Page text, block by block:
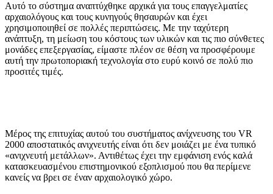
Αυτό το σύστημα αναπτύχθηκε αρχικά για τους επαγγελματίες
αρχαιολόγους και τους κυνηγούς θησαυρών και έχει
χρησιμοποιηθεί σε πολλές περιπτώσεις. Με την ταχύτερη
ανάπτυξη, τη μείωση του κόστους των υλικών και τις πιο σύνθετες
μονάδες επεξεργασίας, είμαστε πλέον σε θέση να προσφέρουμε
αυτή την πρωτοποριακή τεχνολογία στο ευρύ κοινό σε πολύ πιο
προσιτές τιμές.
Μέρος της επιτυχίας αυτού του συστήματος ανίχνευσης του VR
2000 αποστατικός ανιχνευτής είναι ότι δεν μοιάζει με ένα τυπικό
«ανιχνευτή μετάλλων». Αντιθέτως έχει την εμφάνιση ενός καλά
κατασκευασμένου επιστημονικού εξοπλισμού που θα περίμενε
κανείς να βρει σε έναν αρχαιολογικό χώρο.